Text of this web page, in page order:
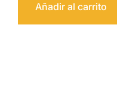
Añadir al carrito